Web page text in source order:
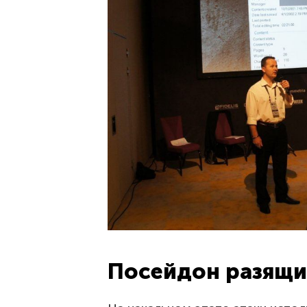
Посейдон